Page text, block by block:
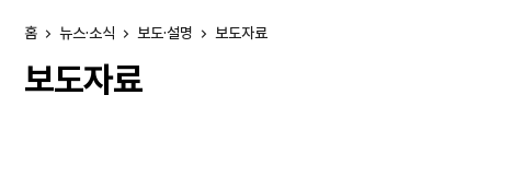
보도자료
홈 뉴스·소식 보도·설명 보도자료